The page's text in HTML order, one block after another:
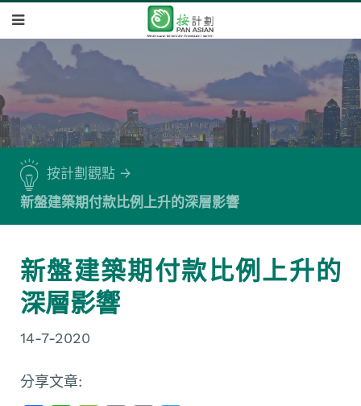
按計劃觀點
新盤建築期付款比例上升的深層影響
新盤建築期付款比例上升的
深層影響
14-7-2020
分享文章: